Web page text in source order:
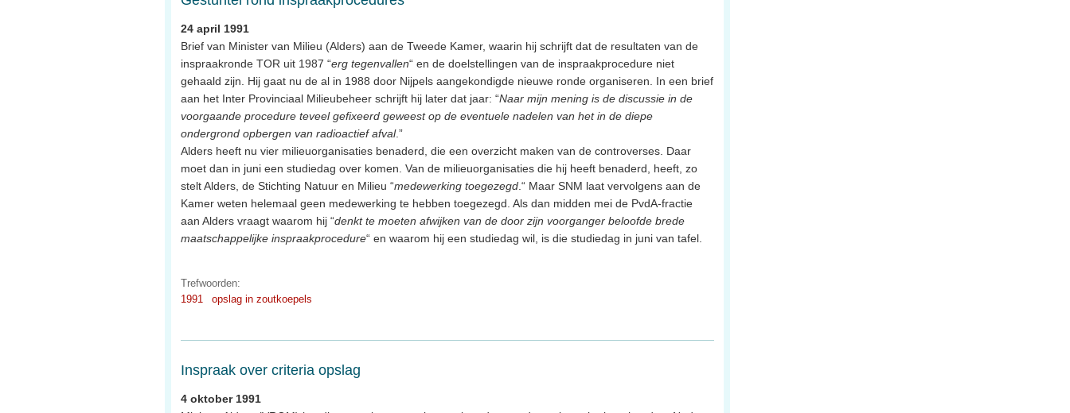
24 april 1991
Brief van Minister van Milieu (Alders) aan de Tweede Kamer, waarin hij schrijft dat de resultaten van de
inspraakronde TOR uit 1987 “erg tegenvallen“ en de doelstellingen van de inspraakprocedure niet
gehaald zijn. Hij gaat nu de al in 1988 door Nijpels aangekondigde nieuwe ronde organiseren. In een brief
aan het Inter Provinciaal Milieubeheer schrijft hij later dat jaar: “Naar mijn mening is de discussie in de
voorgaande procedure teveel gefixeerd geweest op de eventuele nadelen van het in de diepe
ondergrond opbergen van radioactief afval.”
Alders heeft nu vier milieuorganisaties benaderd, die een overzicht maken van de controverses. Daar
moet dan in juni een studiedag over komen. Van de milieuorganisaties die hij heeft benaderd, heeft, zo
stelt Alders, de Stichting Natuur en Milieu “medewerking toegezegd .“ Maar SNM laat vervolgens aan de
Kamer weten helemaal geen medewerking te hebben toegezegd. Als dan midden mei de PvdA-fractie
aan Alders vraagt waarom hij “denkt te moeten afwijken van de door zijn voorganger beloofde brede
maatschappelijke inspraakprocedure“ en waarom hij een studiedag wil, is die studiedag in juni van tafel.
Trefwoorden:
1991
opslag in zoutkoepels
Inspraak over criteria opslag
4 oktober 1991